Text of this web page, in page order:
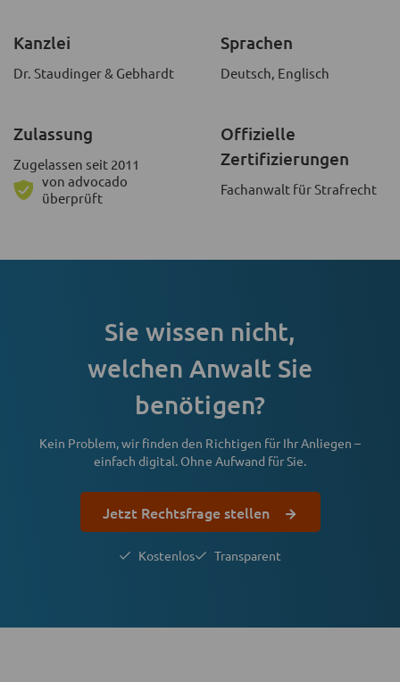
Kanzlei
Dr. Staudinger & Gebhardt
Sprachen
Deutsch, Englisch
Zulassung
Zugelassen seit 2011
von advocado
überprüft
Offizielle
Zertifizierungen
Fachanwalt für Strafrecht
Sie wissen nicht,
welchen Anwalt Sie
benötigen?
Kein Problem, wir finden den Richtigen für Ihr Anliegen –
einfach digital. Ohne Aufwand für Sie.
Jetzt Rechtsfrage stellen
Kostenlos Transparent